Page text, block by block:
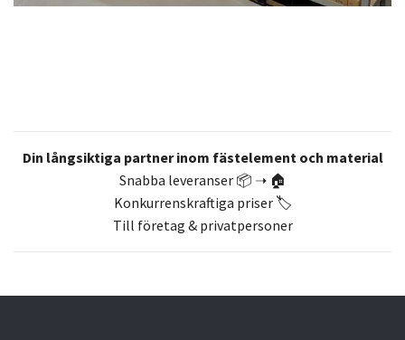
Din långsiktiga partner inom fästelement och material
Snabba leveranser 📦 ➝ 🏠
Konkurrenskraftiga priser 🏷️
Till företag & privatpersoner